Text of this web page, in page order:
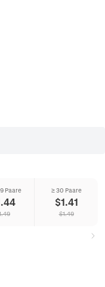
Paare ≥ 30 Paare
$1.41
$1.49